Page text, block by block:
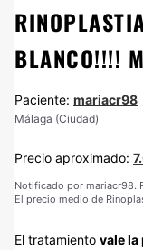
BLANCO!!!!
Paciente: mariacr98
Málaga (Ciudad)
Precio aproximado:
Notificado por mariacr98.
El precio medio de
El tratamiento vale la